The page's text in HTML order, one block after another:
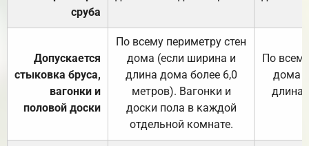
сруба
Допускается
стыковка бруса,
вагонки и
половой доски
По всему периметру стен
дома (если ширина и
длина дома более 6,0
метров). Вагонки и
доски пола в каждой
отдельной комнате.
По
дома
длина